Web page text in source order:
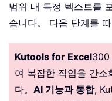
범위 내 특정 텍스트를
습니다。 다음 단계를 따
Kutools for Excel300
여 복잡한 작업을 간소
다。 AI 기능과 통합,